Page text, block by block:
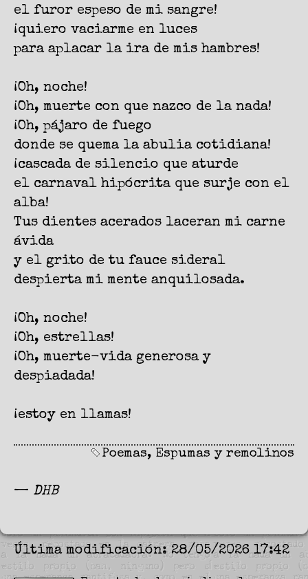
el furor espeso de mi sangre!
¡quiero vaciarme en luces
para aplacar la ira de mis hambres!
¡Oh, noche!
¡Oh, muerte con que nazco de la nada!
¡Oh, pájaro de fuego
donde se quema la abulia cotidiana!
¡cascada de silencio que aturde
el carnaval hipócrita que surje con el
alba!
Tus dientes acerados laceran mi carne
ávida
y el grito de tu fauce sideral
despierta mi mente anquilosada.
¡Oh, noche!
¡Oh, estrellas!
¡Oh, muerte-vida generosa y
despiadada!
¡estoy en llamas!
Poemas, Espumas y remolinos
— DHB
Última modificación: 28/05/2026 17:42